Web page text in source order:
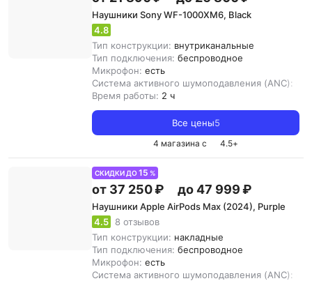
Наушники Sony WF-1000XM6, Black
4.8
Тип конструкции: внутриканальные
Тип подключения: беспроводное
Микрофон: есть
Система активного шумоподавления (ANC):
Время работы: 2 ч
Все цены5
4 магазина с 4.5+
СКИДКИ ДО15 %
от 37 250 ₽ до 47 999 ₽
Наушники Apple AirPods Max (2024), Purple
4.5
8 отзывов
Тип конструкции: накладные
Тип подключения: беспроводное
Микрофон: есть
Система активного шумоподавления (ANC):